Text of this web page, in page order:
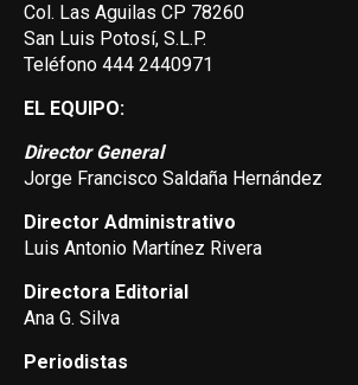
Col. Las Aguilas CP 78260
San Luis Potosí, S.L.P.
Teléfono 444 2440971
EL EQUIPO:
Director General
Jorge Francisco Saldaña Hernández
Director Administrativo
Luis Antonio Martínez Rivera
Directora Editorial
Ana G. Silva
Periodistas